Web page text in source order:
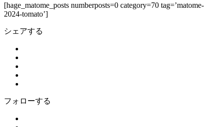
[hage_matome_posts numberposts=0 category=70 tag=’matome-
2024-tomato’]
シェアする
フォローする